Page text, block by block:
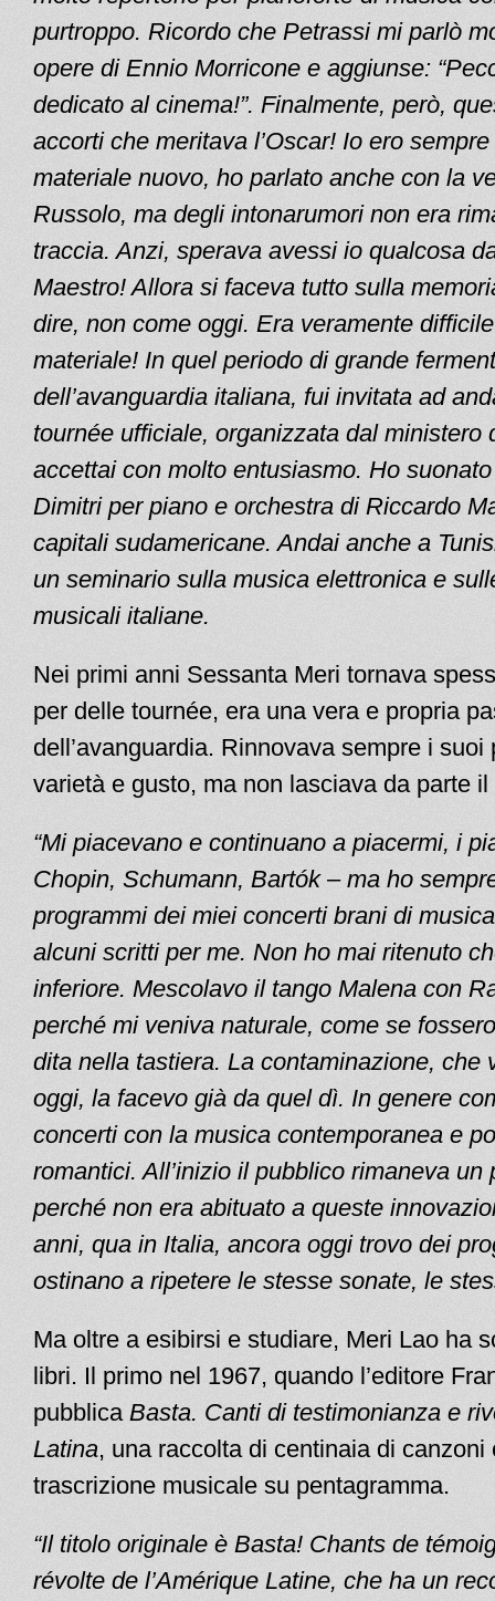
purtroppo. Ricordo che Petrassi mi parlò
opere di Ennio Morricone e aggiunse:
dedicato al cinema!”. Finalmente, però,
accorti che meritava l’Oscar! Io ero
materiale nuovo, ho parlato anche con la
Russolo, ma degli intonarumori non era
traccia. Anzi, sperava avessi io qualcosa
Maestro! Allora si faceva tutto sulla
dire, non come oggi. Era veramente
materiale! In quel periodo di grande
dell’avanguardia italiana, fui invitata ad
tournée ufficiale, organizzata dal ministero
accettai con molto entusiasmo. Ho
Dimitri per piano e orchestra di Riccardo
capitali sudamericane. Andai anche a
un seminario sulla musica elettronica e
musicali italiane.
Nei primi anni Sessanta Meri tornava
per delle tournée, era una vera e propria
dell’avanguardia. Rinnovava sempre i suoi
varietà e gusto, ma non lasciava da parte il
“Mi piacevano e continuano a piacermi, i
Chopin, Schumann, Bartók – ma ho
programmi dei miei concerti brani di
alcuni scritti per me. Non ho mai ritenuto
inferiore. Mescolavo il tango Malena con
perché mi veniva naturale, come se
dita nella tastiera. La contaminazione, che
oggi, la facevo già da quel dì. In genere
concerti con la musica contemporanea e
romantici. All’inizio il pubblico rimaneva un
perché non era abituato a queste
anni, qua in Italia, ancora oggi trovo dei
ostinano a ripetere le stesse sonate, le
Ma oltre a esibirsi e studiare, Meri Lao ha
libri. Il primo nel 1967, quando l’editore
pubblica Basta. Canti di testimonianza e
Latina, una raccolta di centinaia di canzoni
trascrizione musicale su pentagramma.
“Il titolo originale è Basta! Chants de
révolte de l’Amérique Latine, che ha un